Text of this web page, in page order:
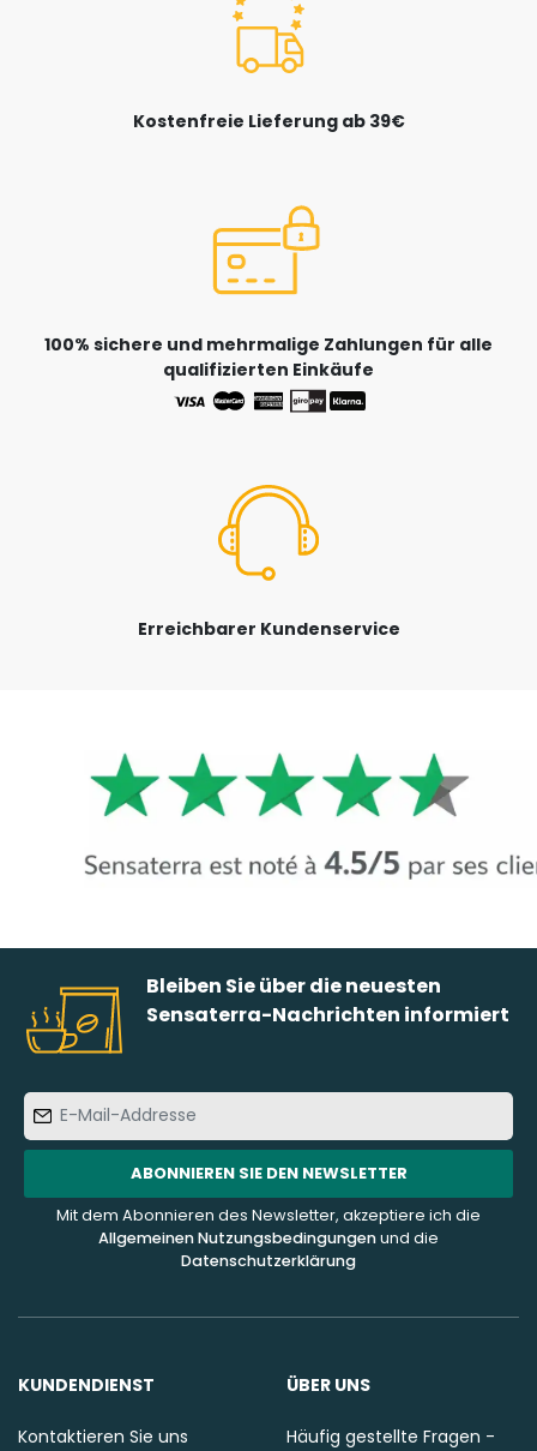
Kostenfreie Lieferung ab 39€
100% sichere und mehrmalige Zahlungen für alle
qualifizierten Einkäufe
Erreichbarer Kundenservice
Bleiben Sie über die neuesten
Sensaterra-Nachrichten informiert
Mail-
Addresse
ABONNIEREN SIE DEN NEWSLETTER
Mit dem Abonnieren des Newsletter, akzeptiere ich die
Allgemeinen Nutzungsbedingungenund die
Datenschutzerklärung
KUNDENDIENST
Kontaktieren Sie uns
ÜBER UNS
Häufig gestellte Fragen -